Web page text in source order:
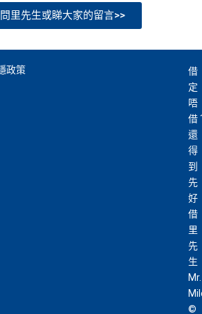
里先生或睇大家的留言>>
政策
借
定
唔
借
還
得
到
先
好
借
里
先
生
Mr.
©